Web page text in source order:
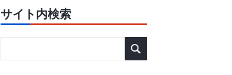
サイト内検索